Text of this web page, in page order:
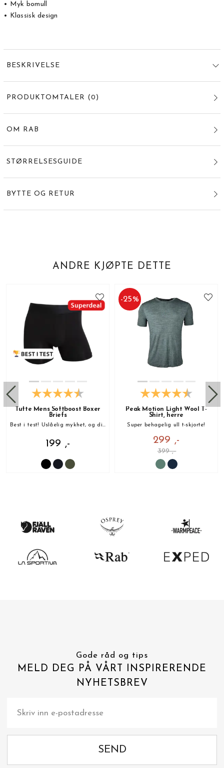
• Myk bomull
• Klassisk design
BESKRIVELSE
PRODUKTOMTALER (0 )
OM RAB
STØRRELSESGUIDE
BYTTE OG RETUR
ANDRE KJØPTE DETTE
Tufte Mens Softboost Boxer
Briefs
Best i test! Uslåelig mykhet, og din nye favoritt!
199 ,-
-25%
Peak Motion Light Wool T-
Shirt, herre
Super behagelig ull t-skjorte!
299 ,-
399 ,-
Gode råd og tips
MELD DEG PÅ VÅRT INSPIRERENDE
NYHETSBREV
SEND